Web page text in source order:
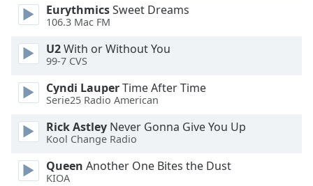
Edge
Style
Font
Family
EurythmicsSweet Dreams
106.3 Mac FM
U2With or Without You
99-7 CVS
Cyndi LauperTime After Time
Serie25 Radio American
Rick Astley Never Gonna Give You Up
Kool Change Radio
Queen Another One Bites the Dust
KIOA